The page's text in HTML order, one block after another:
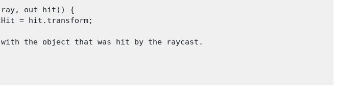
out hit)) {
= hit.transform;
the object that was hit by the raycast.